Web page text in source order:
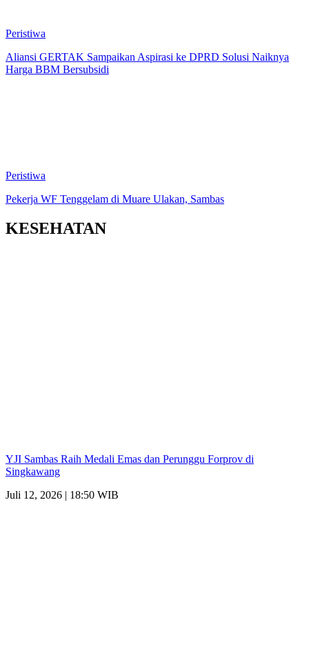
Peristiwa
Aliansi GERTAK Sampaikan Aspirasi ke DPRD Solusi Naiknya
Harga BBM Bersubsidi
Peristiwa
Pekerja WF Tenggelam di Muare Ulakan, Sambas
KESEHATAN
YJI Sambas Raih Medali Emas dan Perunggu Forprov di
Singkawang
Juli 12, 2026 | 18:50 WIB